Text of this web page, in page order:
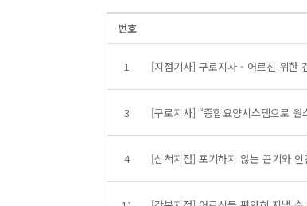
번호
1 [지점기사] 구로지사 - 어르신 위한
3 [구로지사] “종합요양시스템으로
4 [삼척지점] 포기하지 않는 끈기와